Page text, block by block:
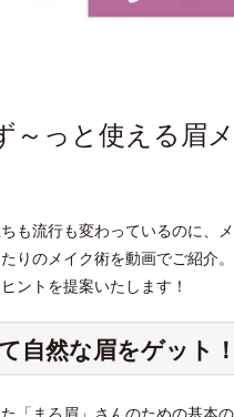
～っと使える眉
も流行も変わっているのに、
りのメイク術を動画でご紹介
ントを提案いたします！
自然な眉をゲット